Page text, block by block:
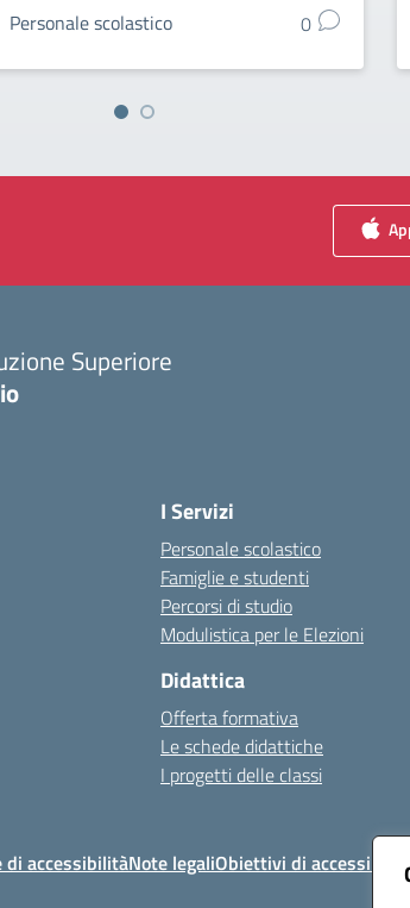
Personale scolastico 0
Superiore
I Servizi
Personale scolastico
Famiglie e studenti
Percorsi di studio
Modulistica per le Elezioni
Didattica
Offerta formativa
Le schede didattiche
I progetti delle classi
di accessibilitàNote legaliObiettivi di